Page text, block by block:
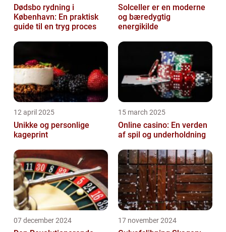
Dødsbo rydning i
København: En praktisk
guide til en tryg proces
Solceller er en moderne
og bæredygtig
energikilde
12 april 2025
Unikke og personlige
kageprint
15 march 2025
Online casino: En verden
af spil og underholdning
07 december 2024 17 november 2024